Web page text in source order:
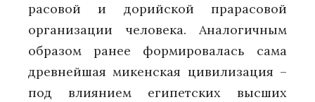
расовой и дорийской прарасовой
организации человека. Аналогичным
образом ранее формировалась сама
древнейшая микенская цивилизация –
под влиянием египетских высших